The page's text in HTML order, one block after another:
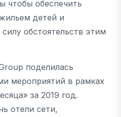
чтобы обеспечить
детей и
обстоятельств этим
поделилась
мероприятий в рамках
за 2019 год.
отели сети,